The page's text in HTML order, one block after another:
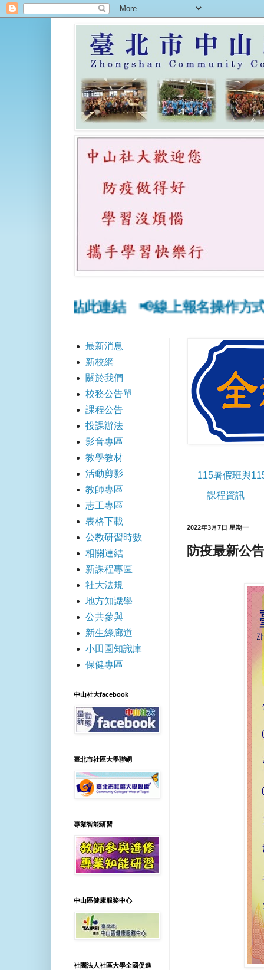
報名點此連結 📢線上報名操作方式點此
115暑假班與
課程資訊
2022年3月7日 星期一
防疫最新公
最新消息
新校網
關於我們
校務公告單
課程公告
投課辦法
影音專區
教學教材
活動剪影
教師專區
志工專區
表格下載
公教研習時數
相關連結
新課程專區
社大法規
地方知識學
公共參與
新生綠廊道
小田園知識庫
保健專區
中山社大facebook
臺北市社區大學聯網
專業智能研習
中山區健康服務中心
社團法人社區大學全國促進